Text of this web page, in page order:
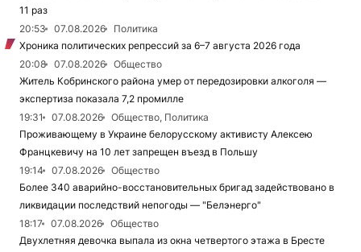
11 раз
20:53
07.08.2026
Политика
Хроника политических репрессий за 6–7 августа 2026 года
20:08
07.08.2026
Общество
Житель Кобринского района умер от передозировки алкоголя —
экспертиза показала 7,2 промилле
19:31
07.08.2026
Общество, Политика
Проживающему в Украине белорусскому активисту Алексею
Францкевичу на 10 лет запрещен въезд в Польшу
19:14
07.08.2026
Общество
Более 340 аварийно-восстановительных бригад задействовано в
ликвидации последствий непогоды — "Белэнерго"
18:17
07.08.2026
Общество
Двухлетняя девочка выпала из окна четвертого этажа в Бресте